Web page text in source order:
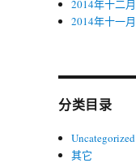
2014年十二月
2014年十一月
分类目录
Uncategorized
其它